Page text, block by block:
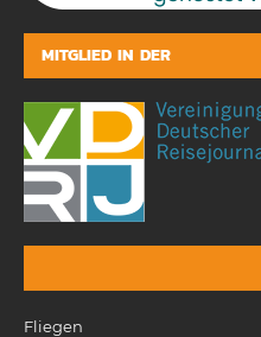
MITGLIED IN DER
Fliegen